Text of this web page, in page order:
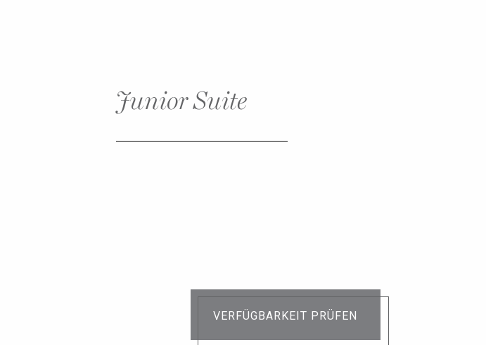
Junior Suite
VERFÜGBARKEIT PRÜFEN